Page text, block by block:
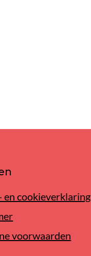
en cookieverklaring
voorwaarden